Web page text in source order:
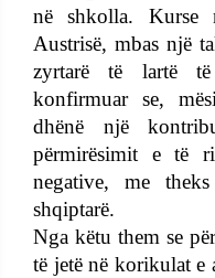
në shkolla.
Austrisë, mbas një
zyrtarë të lartë
konfirmuar se,
dhënë një
përmirësimit e të
negative, me
shqiptarë.
Nga këtu them se
të jetë në korikulat e